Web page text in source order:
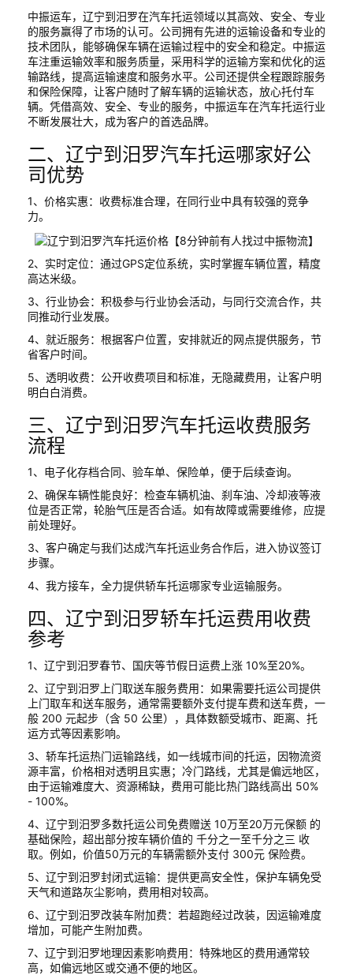
中振运车，辽宁到汨罗在汽车托运领域以其高效、安全、专业
的服务赢得了市场的认可。公司拥有先进的运输设备和专业的
技术团队，能够确保车辆在运输过程中的安全和稳定。中振运
车注重运输效率和服务质量，采用科学的运输方案和优化的运
输路线，提高运输速度和服务水平。公司还提供全程跟踪服务
和保险保障，让客户随时了解车辆的运输状态，放心托付车
辆。凭借高效、安全、专业的服务，中振运车在汽车托运行业
不断发展壮大，成为客户的首选品牌。
二、辽宁到汨罗汽车托运哪家好公
司优势
1、价格实惠：收费标准合理，在同行业中具有较强的竞争
力。
2、实时定位：通过GPS定位系统，实时掌握车辆位置，精度
高达米级。
3、行业协会：积极参与行业协会活动，与同行交流合作，共
同推动行业发展。
4、就近服务：根据客户位置，安排就近的网点提供服务，节
省客户时间。
5、透明收费：公开收费项目和标准，无隐藏费用，让客户明
明白白消费。
三、辽宁到汨罗汽车托运收费服务
流程
1、电子化存档合同、验车单、保险单，便于后续查询。
2、确保车辆性能良好：检查车辆机油、刹车油、冷却液等液
位是否正常，轮胎气压是否合适。如有故障或需要维修，应提
前处理好。
3、客户确定与我们达成汽车托运业务合作后，进入协议签订
步骤。
4、我方接车，全力提供轿车托运哪家专业运输服务。
四、辽宁到汨罗轿车托运费用收费
参考
1、辽宁到汨罗春节、国庆等节假日运费上涨 10%至20%。
2、辽宁到汨罗上门取送车服务费用：如果需要托运公司提供
上门取车和送车服务，通常需要额外支付提车费和送车费，一
般 200 元起步（含 50 公里），具体数额受城市、距离、托
运方式等因素影响。
3、轿车托运热门运输路线，如一线城市间的托运，因物流资
源丰富，价格相对透明且实惠；冷门路线，尤其是偏远地区，
由于运输难度大、资源稀缺，费用可能比热门路线高出 50%
- 100%。
4、辽宁到汨罗多数托运公司免费赠送 10万至20万元保额 的
基础保险，超出部分按车辆价值的 千分之一至千分之三 收
取。例如，价值50万元的车辆需额外支付 300元 保险费。
5、辽宁到汨罗封闭式运输：提供更高安全性，保护车辆免受
天气和道路灰尘影响，费用相对较高。
6、辽宁到汨罗改装车附加费：若超跑经过改装，因运输难度
增加，可能产生附加费。
7、辽宁到汨罗地理因素影响费用：特殊地区的费用通常较
高，如偏远地区或交通不便的地区。